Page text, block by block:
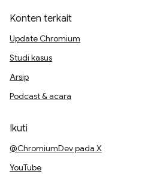
Konten terkait
Update Chromium
Studi kasus
Arsip
Podcast & acara
Ikuti
@ChromiumDev pada X
YouTube